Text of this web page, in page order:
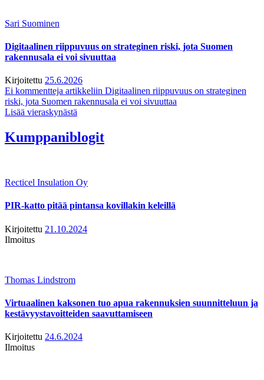
Sari Suominen
Digitaalinen riippuvuus on strateginen riski, jota Suomen
rakennusala ei voi sivuuttaa
Kirjoitettu 25.6.2026
Ei kommentteja artikkeliin Digitaalinen riippuvuus on strateginen
riski, jota Suomen rakennusala ei voi sivuuttaa
Lisää vieraskynästä
Kumppaniblogit
Recticel Insulation Oy
PIR-katto pitää pintansa kovillakin keleillä
Kirjoitettu 21.10.2024
Ilmoitus
Thomas Lindstrom
Virtuaalinen kaksonen tuo apua rakennuksien suunnitteluun ja
kestävyystavoitteiden saavuttamiseen
Kirjoitettu 24.6.2024
Ilmoitus